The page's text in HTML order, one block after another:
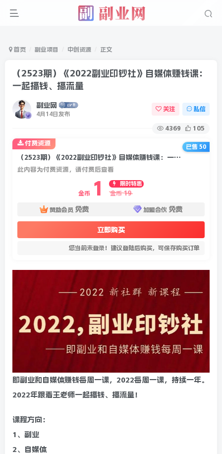
首页 副业项目 中创资源 正文
（2523期）《2022副业印钞社》自媒体赚钱课：
一起搞钱、搞流量
副业网
4月14日发布
关注 私信
4369 105
（2523期）《2022副业印钞社》自媒体赚钱课：一起搞钱、搞流量
此内容为付费资源，请付费后查看
金币 1
限时特惠
金币 19
赞助会员 免费 加盟合伙 免费
立即购买
您当前未登录！建议登陆后购买，可保存购买订单
付费资源
已售 50
即副业和自媒体赚钱每周一课，2022每周一课，持续一年。
2022年跟着王老师一起搞钱、搞流量！
课程方向：
1、副业
2、自媒体